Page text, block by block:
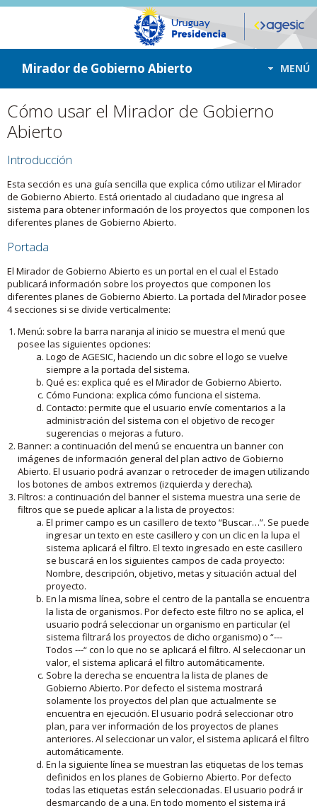
ir a contenido
ir al menú
Mirador de Gobierno Abierto MENÚ
Cómo usar el Mirador de Gobierno
Abierto
Introducción
Esta sección es una guía sencilla que explica cómo utilizar el Mirador
de Gobierno Abierto. Está orientado al ciudadano que ingresa al
sistema para obtener información de los proyectos que componen los
diferentes planes de Gobierno Abierto.
Portada
El Mirador de Gobierno Abierto es un portal en el cual el Estado
publicará información sobre los proyectos que componen los
diferentes planes de Gobierno Abierto. La portada del Mirador posee
4 secciones si se divide verticalmente:
Menú: sobre la barra naranja al inicio se muestra el menú que
posee las siguientes opciones:
Logo de AGESIC, haciendo un clic sobre el logo se vuelve
siempre a la portada del sistema.
Qué es: explica qué es el Mirador de Gobierno Abierto.
Cómo Funciona: explica cómo funciona el sistema.
Contacto: permite que el usuario envíe comentarios a la
administración del sistema con el objetivo de recoger
sugerencias o mejoras a futuro.
Banner: a continuación del menú se encuentra un banner con
imágenes de información general del plan activo de Gobierno
Abierto. El usuario podrá avanzar o retroceder de imagen utilizando
los botones de ambos extremos (izquierda y derecha).
Filtros: a continuación del banner el sistema muestra una serie de
filtros que se puede aplicar a la lista de proyectos:
El primer campo es un casillero de texto “Buscar…”. Se puede
ingresar un texto en este casillero y con un clic en la lupa el
sistema aplicará el filtro. El texto ingresado en este casillero
se buscará en los siguientes campos de cada proyecto:
Nombre, descripción, objetivo, metas y situación actual del
proyecto.
En la misma línea, sobre el centro de la pantalla se encuentra
la lista de organismos. Por defecto este filtro no se aplica, el
usuario podrá seleccionar un organismo en particular (el
sistema filtrará los proyectos de dicho organismo) o “---
Todos ---“ con lo que no se aplicará el filtro. Al seleccionar un
valor, el sistema aplicará el filtro automáticamente.
Sobre la derecha se encuentra la lista de planes de
Gobierno Abierto. Por defecto el sistema mostrará
solamente los proyectos del plan que actualmente se
encuentra en ejecución. El usuario podrá seleccionar otro
plan, para ver información de los proyectos de planes
anteriores. Al seleccionar un valor, el sistema aplicará el filtro
automáticamente.
En la siguiente línea se muestran las etiquetas de los temas
definidos en los planes de Gobierno Abierto. Por defecto
todas las etiquetas están seleccionadas. El usuario podrá ir
desmarcando de a una. En todo momento el sistema irá